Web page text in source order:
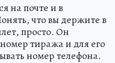
на почте и в
что вы держите в
просто. Он
тиража и для его
номер телефона.